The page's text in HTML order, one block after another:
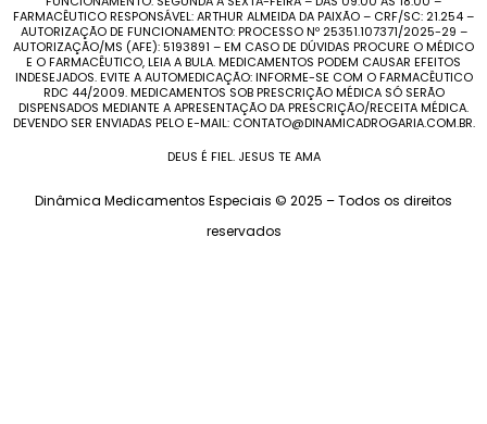
FARMACÊUTICO RESPONSÁVEL: ARTHUR ALMEIDA DA PAIXÃO – CRF/SC: 21.254 –
AUTORIZAÇÃO DE FUNCIONAMENTO: PROCESSO Nº 25351.107371/2025-29 –
AUTORIZAÇÃO/MS (AFE): 5193891 – EM CASO DE DÚVIDAS PROCURE O MÉDICO
E O FARMACÊUTICO, LEIA A BULA. MEDICAMENTOS PODEM CAUSAR EFEITOS
INDESEJADOS. EVITE A AUTOMEDICAÇÃO: INFORME-SE COM O FARMACÊUTICO
RDC 44/2009. MEDICAMENTOS SOB PRESCRIÇÃO MÉDICA SÓ SERÃO
DISPENSADOS MEDIANTE A APRESENTAÇÃO DA PRESCRIÇÃO/RECEITA MÉDICA.
DEVENDO SER ENVIADAS PELO E-MAIL: CONTATO@DINAMICADROGARIA.COM.BR.
DEUS É FIEL. JESUS TE AMA
Dinâmica Medicamentos Especiais © 2025 – Todos os direitos
reservados